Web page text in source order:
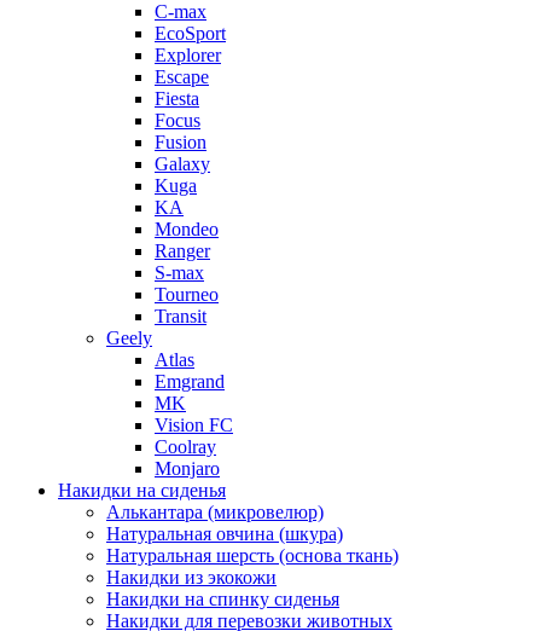
C-max
EcoSport
Explorer
Escape
Fiesta
Focus
Fusion
Galaxy
Kuga
KA
Mondeo
Ranger
S-max
Tourneo
Transit
Geely
Atlas
Emgrand
MK
Vision FC
Coolray
Monjaro
Накидки на сиденья
Алькантара (микровелюр)
Натуральная овчина (шкура)
Натуральная шерсть (основа ткань)
Накидки из экокожи
Накидки на спинку сиденья
Накидки для перевозки животных